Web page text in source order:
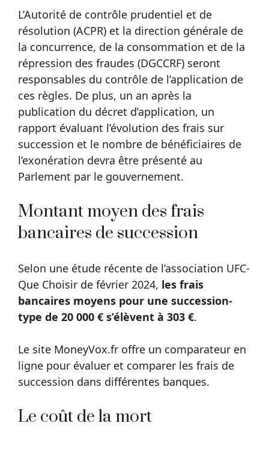
L’Autorité de contrôle prudentiel et de
résolution (ACPR) et la direction générale de
la concurrence, de la consommation et de la
répression des fraudes (DGCCRF) seront
responsables du contrôle de l’application de
ces règles. De plus, un an après la
publication du décret d’application, un
rapport évaluant l’évolution des frais sur
succession et le nombre de bénéficiaires de
l’exonération devra être présenté au
Parlement par le gouvernement.
Montant moyen des frais
bancaires de succession
Selon une étude récente de l’association UFC-
Que Choisir de février 2024, les frais
bancaires moyens pour une succession-
type de 20 000 € s’élèvent à 303 €.
Le site MoneyVox.fr offre un comparateur en
ligne pour évaluer et comparer les frais de
succession dans différentes banques.
Le coût de la mort